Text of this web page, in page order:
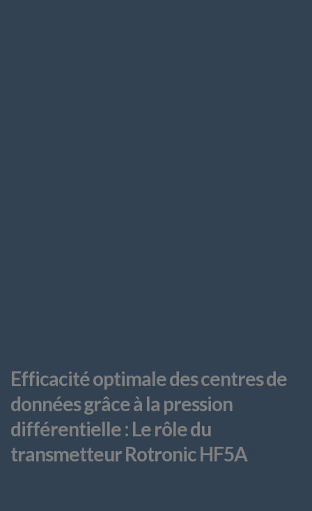
Efficacité optimale des centres de
données grâce à la pression
différentielle : Le rôle du
transmetteur Rotronic HF5A